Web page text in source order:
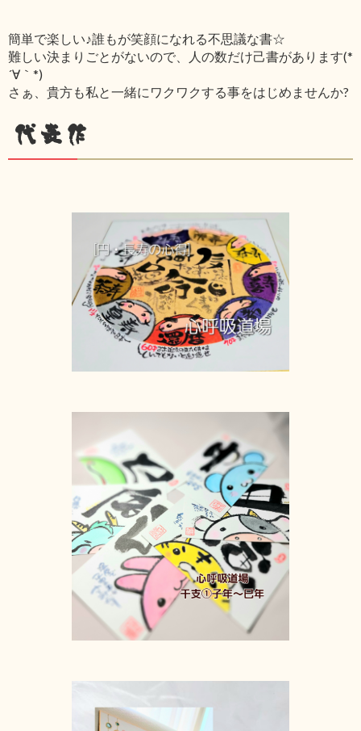
簡単で楽しい♪誰もが笑顔になれる不思議な書☆
難しい決まりごとがないので、人の数だけ己書があります(*
´∀｀*)
さぁ、貴方も私と一緒にワクワクする事をはじめませんか?
代表作